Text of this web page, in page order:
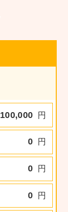
100,000 円
0 円
0 円
0 円